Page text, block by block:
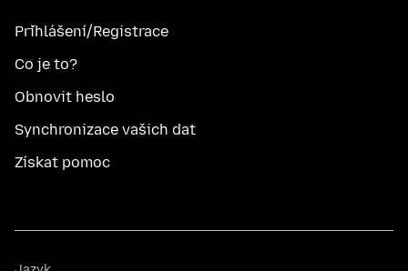
Přihlášení/Registrace
Co je to?
Obnovit heslo
Synchronizace vašich dat
Získat pomoc